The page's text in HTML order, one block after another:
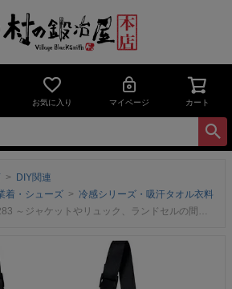
お気に入り マイページ カート
DIY関連
着・シューズ
冷感シリーズ・吸汗タオル衣料
ック、ランドセルの間に挟んで身体を冷やす！～ メール便発送【頑張って送料無料】